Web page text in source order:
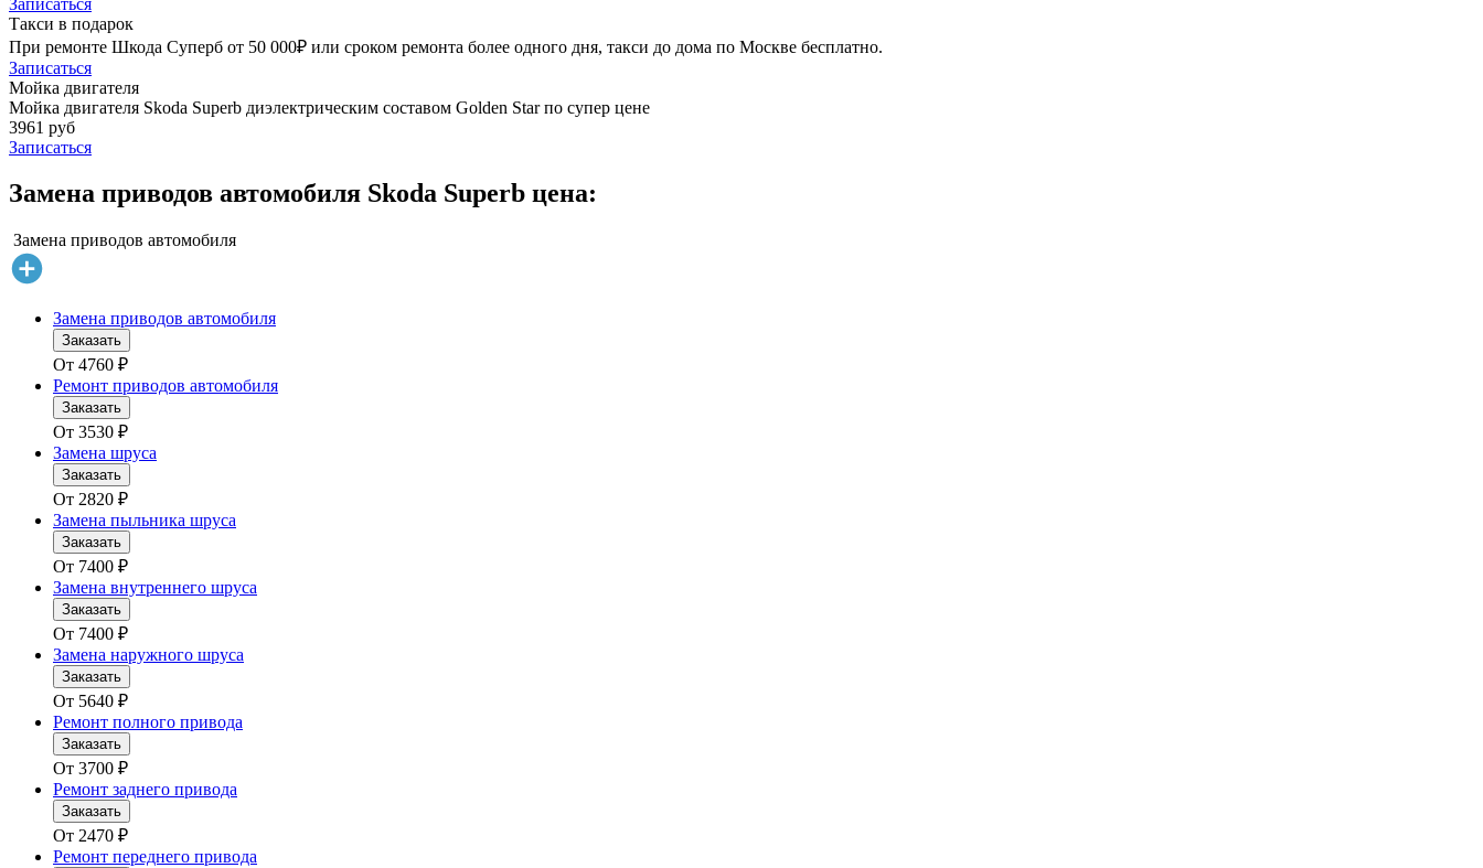
Такси в подарок
При ремонте Шкода Суперб от 50 000₽ или сроком ремонта более одного дня, такси до дома по Москве бесплатно.
Записаться
Мойка двигателя
Мойка двигателя Skoda Superb диэлектрическим составом Golden Star по супер цене
3961 руб
Записаться
Замена приводов автомобиля Skoda Superb цена:
Замена приводов автомобиля
Замена приводов автомобиля
Заказать
От 4760 ₽
Ремонт приводов автомобиля
Заказать
От 3530 ₽
Замена шруса
Заказать
От 2820 ₽
Замена пыльника шруса
Заказать
От 7400 ₽
Замена внутреннего шруса
Заказать
От 7400 ₽
Замена наружного шруса
Заказать
От 5640 ₽
Ремонт полного привода
Заказать
От 3700 ₽
Ремонт заднего привода
Заказать
От 2470 ₽
Ремонт переднего привода